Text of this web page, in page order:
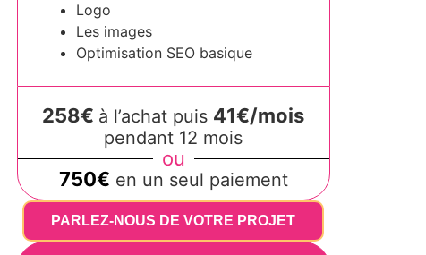
Logo
Les images
Optimisation SEO basique
258€ à l’achat puis 41€/mois
pendant 12 mois
ou
750€ en un seul paiement
PARLEZ-NOUS DE VOTRE PROJET